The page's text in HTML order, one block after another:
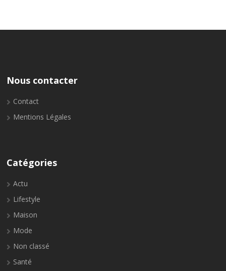
Nous contacter
Contact
Mentions Légales
Catégories
Actu
Lifestyle
Maison
Mode
Non classé
Santé